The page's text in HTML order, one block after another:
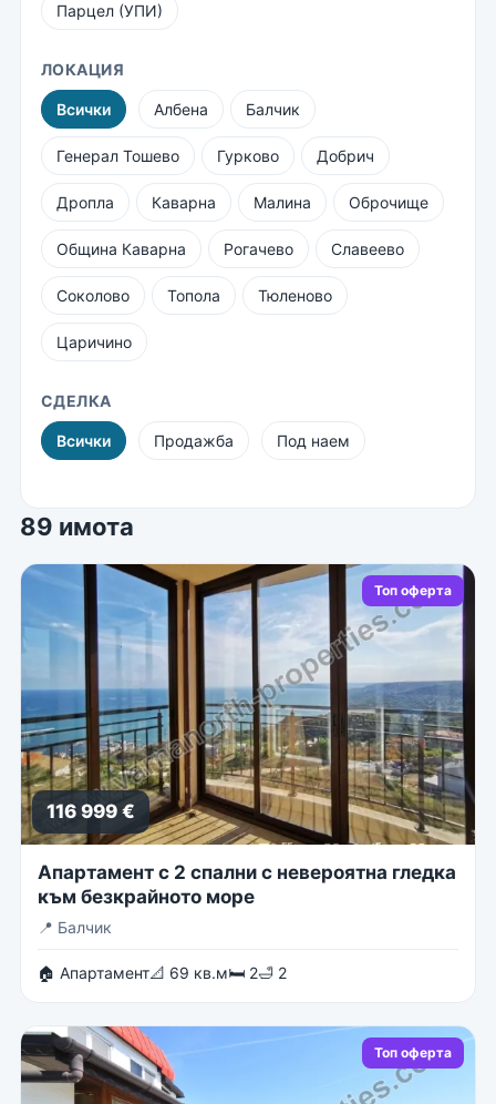
Парцел (УПИ)
ЛОКАЦИЯ
Всички Албена Балчик
Генерал Тошево Гурково Добрич
Дропла Каварна Малина Оброчище
Община Каварна Рогачево Славеево
Соколово Топола Тюленово
Царичино
СДЕЛКА
Всички Продажба Под наем
89 имота
Топ оферта
116 999 €
Апартамент с 2 спални с невероятна гледка
към безкрайното море
📍 Балчик
🏠 Апартамент📐 69 кв.м🛏 2🛁 2
Топ оферта